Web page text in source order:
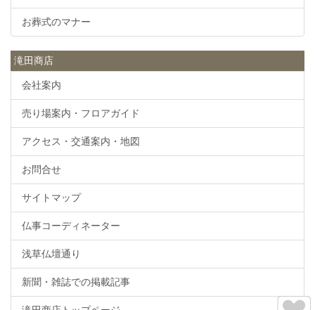
お葬式のマナー
滝田商店
会社案内
売り場案内・フロアガイド
アクセス・交通案内・地図
お問合せ
サイトマップ
仏事コーディネーター
浅草仏壇通り
新聞・雑誌での掲載記事